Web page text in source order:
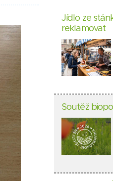
Jídlo ze
reklamovat
Soutěž